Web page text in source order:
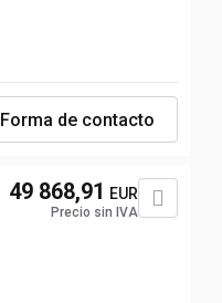
Forma de contacto
49 868,91 EUR
Precio sin IVA